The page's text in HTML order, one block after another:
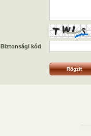
Biztonsági kód